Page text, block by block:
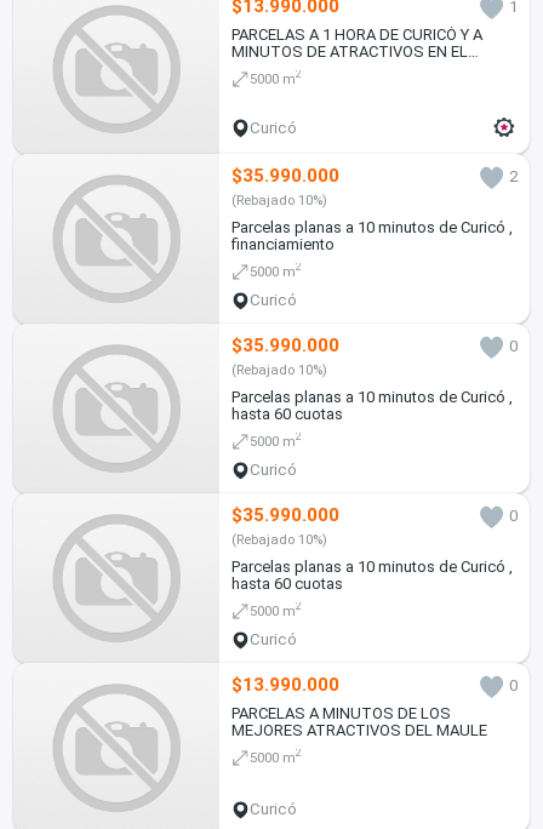
$13.990.000
1
PARCELAS A 1 HORA DE CURICÓ Y A
MINUTOS DE ATRACTIVOS EN EL
MAULE ACCESO A ESTERO
5000 m2
Curicó
$35.990.000 2
(Rebajado 10%)
Parcelas planas a 10 minutos de Curicó ,
financiamiento
5000 m2
Curicó
$35.990.000 0
(Rebajado 10%)
Parcelas planas a 10 minutos de Curicó ,
hasta 60 cuotas
5000 m2
Curicó
$35.990.000 0
(Rebajado 10%)
Parcelas planas a 10 minutos de Curicó ,
hasta 60 cuotas
5000 m2
Curicó
$13.990.000
0
PARCELAS A MINUTOS DE LOS
MEJORES ATRACTIVOS DEL MAULE
5000 m2
Curicó